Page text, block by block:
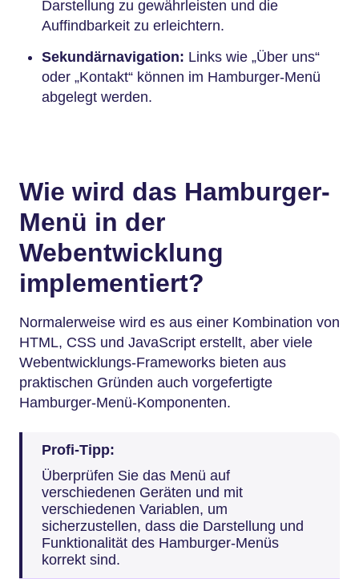
Darstellung zu gewährleisten und die
Auffindbarkeit zu erleichtern.
Sekundärnavigation: Links wie „Über uns“
oder „Kontakt“ können im Hamburger-Menü
abgelegt werden.
Wie wird das Hamburger-
Menü in der
Webentwicklung
implementiert?
Normalerweise wird es aus einer Kombination von
HTML, CSS und JavaScript erstellt, aber viele
Webentwicklungs-Frameworks bieten aus
praktischen Gründen auch vorgefertigte
Hamburger-Menü-Komponenten.
Profi-Tipp:
Überprüfen Sie das Menü auf
verschiedenen Geräten und mit
verschiedenen Variablen, um
sicherzustellen, dass die Darstellung und
Funktionalität des Hamburger-Menüs
korrekt sind.